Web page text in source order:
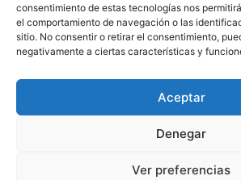
consentimiento de estas tecnologías nos
el comportamiento de navegación o las
sitio. No consentir o retirar el consentimiento,
negativamente a ciertas características y
Aceptar
Denegar
Ver preferencias
Motor Tàrrega Trucks
Zona Franca, Carrer E, s/n 08040
Política de cookiesAviso legal